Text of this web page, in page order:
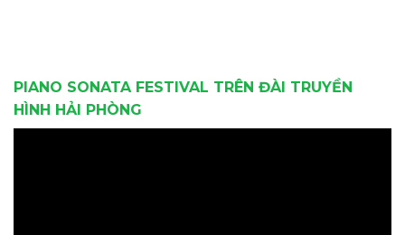
PIANO SONATA FESTIVAL TRÊN ĐÀI TRUYỀN
HÌNH HẢI PHÒNG